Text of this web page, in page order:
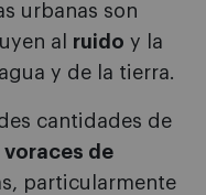
urbanas son
al ruido y la
y de la tierra.
cantidades de
de
particularmente